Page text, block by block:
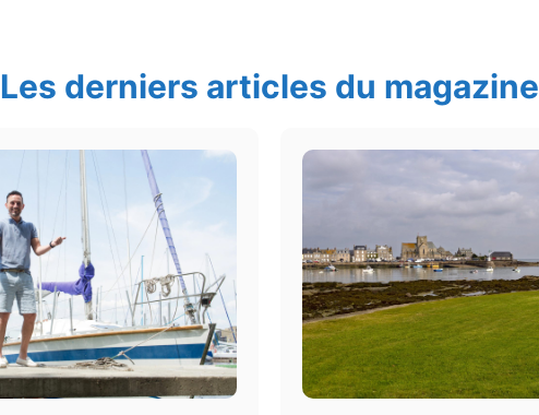
Les derniers articles du magazine